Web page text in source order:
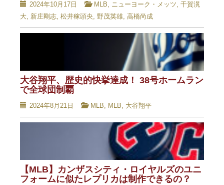
2024年10月17日 MLB, ニューヨーク・メッツ, 千賀滉
大, 新庄剛志, 松井稼頭央, 野茂英雄, 高橋尚成
大谷翔平、歴史的快挙達成！ 38号ホームラン
で全球団制覇
2024年8月21日 MLB, MLB, 大谷翔平
【MLB】カンザスシティ・ロイヤルズのユニ
フォームに似たレプリカは制作できるの？